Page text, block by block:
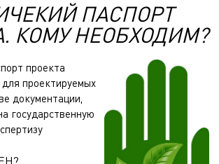
ПАСПОРТ
КОМУ НЕОБХОДИМ?
проекта
проектируемых
документации,
государственную